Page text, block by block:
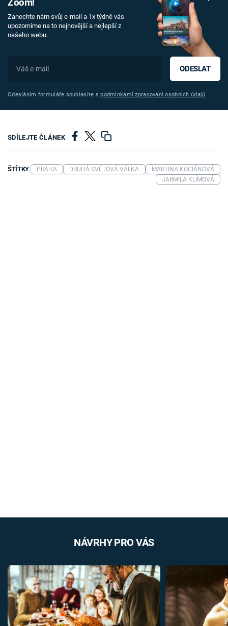
Zoom!
Zanechte nám svůj e-mail a 1x týdně vás
upozorníme na to nejnovější a nejlepší z
našeho webu.
ODESLAT
Odesláním formuláře souhlasíte spodmínkami zpracování osobních údajů
SDÍLEJTE ČLÁNEK
ŠTÍTKY PRAHA DRUHÁ SVĚTOVÁ VÁLKA
MARTINA KOCIÁNOVÁ
JARMILA KLÍMOVÁ
NÁVRHY PRO VÁS